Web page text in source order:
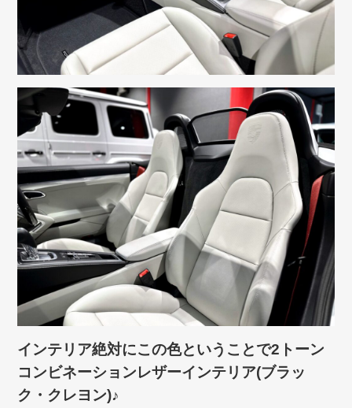
インテリア絶対にこの色ということで2トーン
コンビネーションレザーインテリア(ブラッ
ク・クレヨン)♪